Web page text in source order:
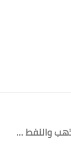
والنفط …